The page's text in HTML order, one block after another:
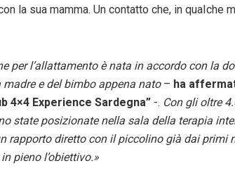
la sua mamma. Un contatto che, in quaIche
per l’allattamento è nata in accordo con la
e del bimbo appena nato– ha
4×4 Experience Sardegna” -. Con gli oltre
state posizionate nella sala della terapia
rapporto diretto con il piccolino già dai primi
pieno l’obiettivo.»